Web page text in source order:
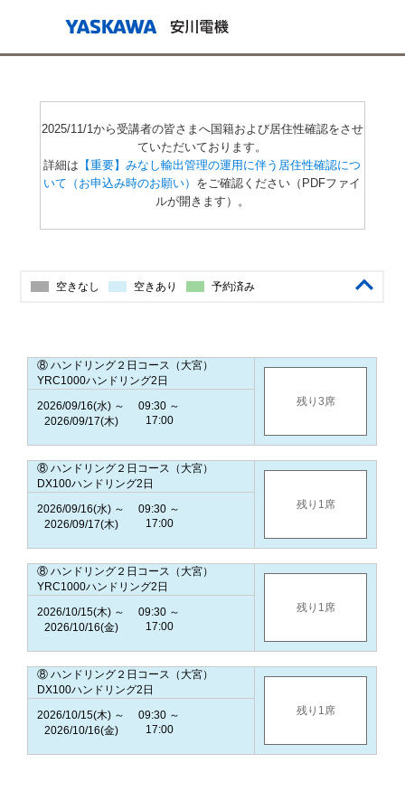
2025/11/1から受講者の皆さまへ国籍および居住性確認をさせ
ていただいております。
詳細は 【重要】みなし輸出管理の運用に伴う居住性確認につ
いて（お申込み時のお願い） をご確認ください（PDFファイ
ルが開きます）。